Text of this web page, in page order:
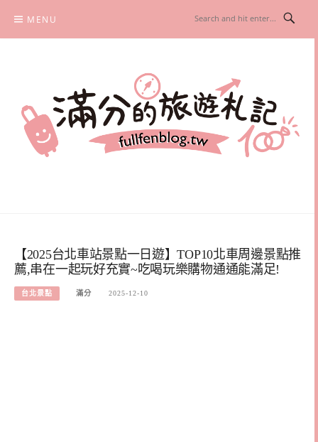
content
MENU
【2025台北車站景點一日遊】TOP10北車周邊景點推
薦,串在一起玩好充實~吃喝玩樂購物通通能滿足!
台北景點 滿分 2025-12-10